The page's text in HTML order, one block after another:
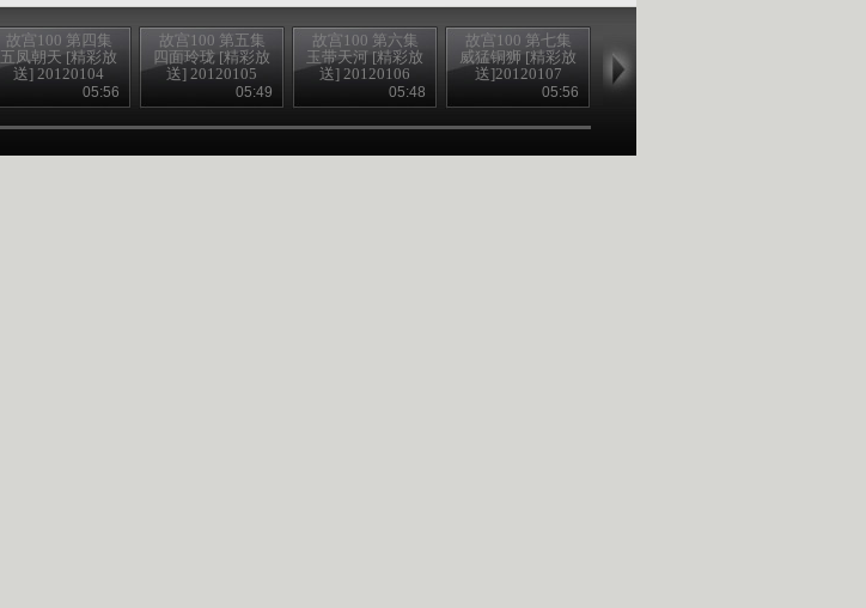
故宫100 第四集
五凤朝天 [精彩放
送] 20120104
05:56
故宫100 第五集
四面玲珑 [精彩放
送] 20120105
05:49
故宫100 第六集
玉带天河 [精彩放
送] 20120106
05:48
故宫100 第七集
威猛铜狮 [精彩放
送]20120107
05:56
皇帝归宿 [精彩放
送] 20120108